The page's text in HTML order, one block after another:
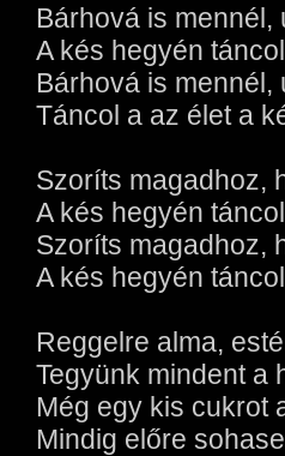
Bárhová is mennél,
A kés hegyén
Bárhová is mennél,
Táncol a az élet a
Szoríts magadhoz,
A kés hegyén
Szoríts magadhoz,
A kés hegyén
Reggelre alma,
Tegyünk mindent a
Még egy kis cukrot
Mindig előre